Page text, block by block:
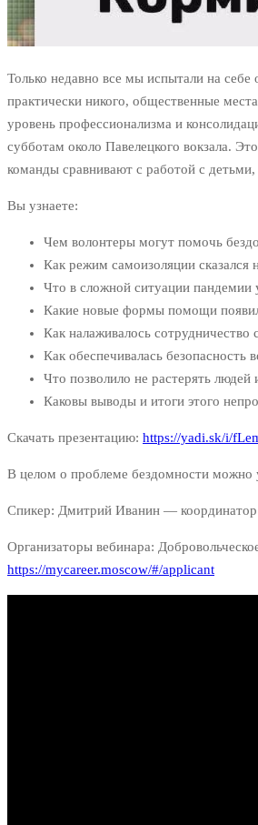
Только недавно все мы испытали на
практически никого, общественные
уровень профессионализма и
субботам около Павелецкого вокзала.
команды сравнивают с работой с
Вы узнаете:
Чем волонтеры могут помочь
Как режим самоизоляции сказался
Что в сложной ситуации пандемии
Какие новые формы помощи
Как налаживалось
Как обеспечивалась
Что позволило не растерять
Каковы выводы и итоги этого
Скачать презентацию: https://yadi.sk/i/
В целом о проблеме бездомности можно
Спикер: Дмитрий Иванин —
Организаторы вебинара:
https://mycareer.moscow/#/applicant